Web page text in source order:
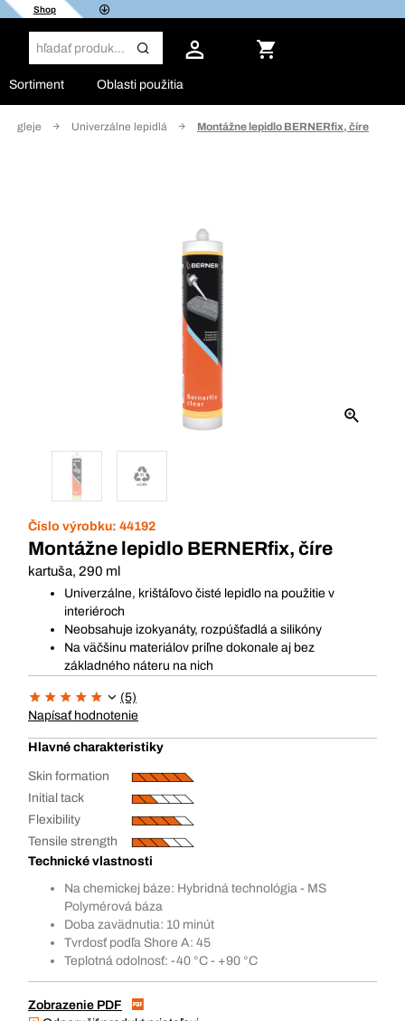
Shop
Sortiment Oblasti použitia
a gleje Univerzálne lepidlá Montážne lepidlo BERNERfix, číre
Číslo výrobku: 44192
Montážne lepidlo BERNERfix, číre
kartuša, 290 ml
Univerzálne, krištáľovo čisté lepidlo na použitie v
interiéroch
Neobsahuje izokyanáty, rozpúšťadlá a silikóny
Na väčšinu materiálov priľne dokonale aj bez
základného náteru na nich
(5)
Napísať hodnotenie
Hlavné charakteristiky
Skin formation
Initial tack
Flexibility
Tensile strength
Technické vlastnosti
Na chemickej báze: Hybridná technológia - MS
Polymérová báza
Doba zavädnutia: 10 minút
Tvrdosť podľa Shore A: 45
Teplotná odolnosť: -40 °C - +90 °C
Zobrazenie PDF